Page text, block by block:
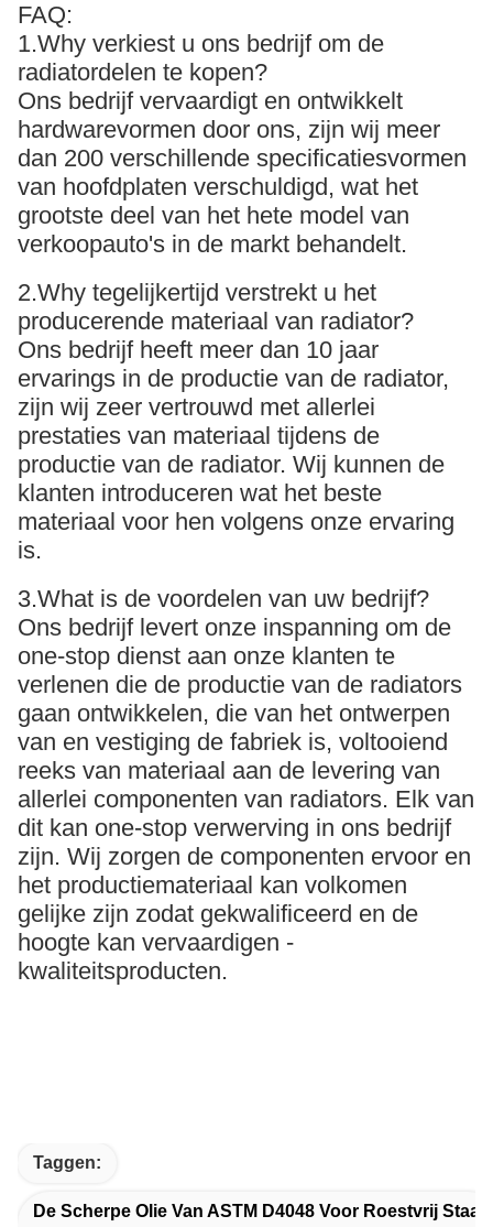
FAQ:
1.Why verkiest u ons bedrijf om de
radiatordelen te kopen?
Ons bedrijf vervaardigt en ontwikkelt
hardwarevormen door ons, zijn wij meer
dan 200 verschillende specificatiesvormen
van hoofdplaten verschuldigd, wat het
grootste deel van het hete model van
verkoopauto's in de markt behandelt.
2.Why tegelijkertijd verstrekt u het
producerende materiaal van radiator?
Ons bedrijf heeft meer dan 10 jaar
ervarings in de productie van de radiator,
zijn wij zeer vertrouwd met allerlei
prestaties van materiaal tijdens de
productie van de radiator. Wij kunnen de
klanten introduceren wat het beste
materiaal voor hen volgens onze ervaring
is.
3.What is de voordelen van uw bedrijf?
Ons bedrijf levert onze inspanning om de
one-stop dienst aan onze klanten te
verlenen die de productie van de radiators
gaan ontwikkelen, die van het ontwerpen
van en vestiging de fabriek is, voltooiend
reeks van materiaal aan de levering van
allerlei componenten van radiators. Elk van
dit kan one-stop verwerving in ons bedrijf
zijn. Wij zorgen de componenten ervoor en
het productiemateriaal kan volkomen
gelijke zijn zodat gekwalificeerd en de
hoogte kan vervaardigen -
kwaliteitsproducten.
Taggen:
De Scherpe Olie Van ASTM D4048 Voor Roestvrij Staal